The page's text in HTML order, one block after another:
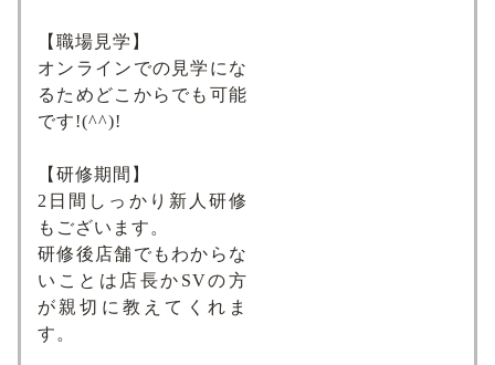
【職場見学】
オンラインでの見学にな
るためどこからでも可能
です!(^^)!
【研修期間】
2日間しっかり新人研修
もございます。
研修後店舗でもわからな
いことは店長かSVの方
が親切に教えてくれま
す。